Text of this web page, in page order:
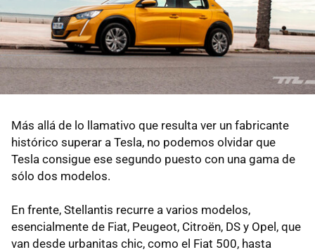
Más allá de lo llamativo que resulta ver un fabricante
histórico superar a Tesla, no podemos olvidar que
Tesla consigue ese segundo puesto con una gama de
sólo dos modelos.
En frente, Stellantis recurre a varios modelos,
esencialmente de Fiat, Peugeot, Citroën, DS y Opel, que
van desde urbanitas chic, como el Fiat 500, hasta